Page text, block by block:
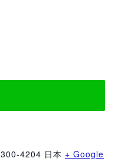
300-4204 日本 + Google